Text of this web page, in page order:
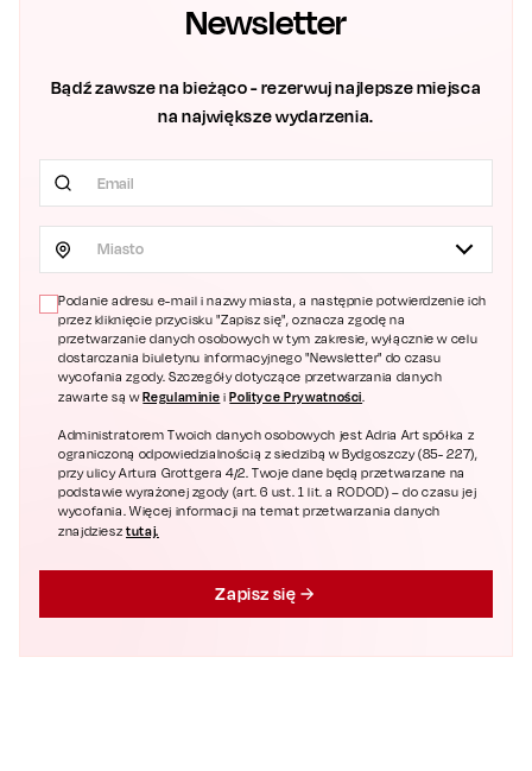
Newsletter
Bądź zawsze na bieżąco - rezerwuj najlepsze miejsca
na największe wydarzenia.
Miasto
Podanie adresu e-mail i nazwy miasta, a następnie potwierdzenie ich
przez kliknięcie przycisku "Zapisz się", oznacza zgodę na
przetwarzanie danych osobowych w tym zakresie, wyłącznie w celu
dostarczania biuletynu informacyjnego "Newsletter" do czasu
wycofania zgody. Szczegóły dotyczące przetwarzania danych
zawarte są wRegulaminie i Polityce Prywatności.
Administratorem Twoich danych osobowych jest Adria Art spółka z
ograniczoną odpowiedzialnością z siedzibą w Bydgoszczy (85- 227),
przy ulicy Artura Grottgera 4/2. Twoje dane będą przetwarzane na
podstawie wyrażonej zgody (art. 6 ust. 1 lit. a RODOD) – do czasu jej
wycofania. Więcej informacji na temat przetwarzania danych
znajdziesztutaj.
Zapisz się